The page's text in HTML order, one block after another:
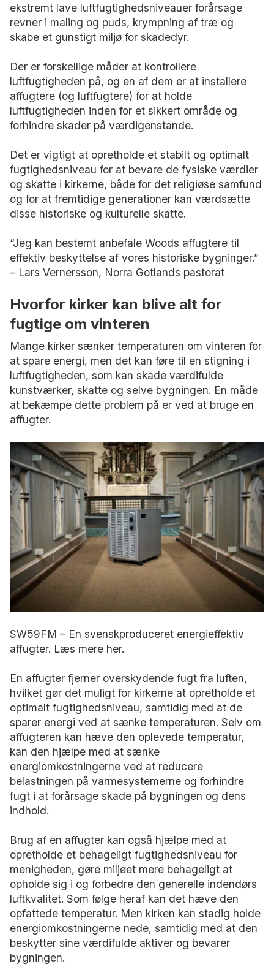
ekstremt lave luftfugtighedsniveauer forårsage
revner i maling og puds, krympning af træ og
skabe et gunstigt miljø for skadedyr.
Der er forskellige måder at kontrollere
luftfugtigheden på, og en af dem er at installere
affugtere (og luftfugtere) for at holde
luftfugtigheden inden for et sikkert område og
forhindre skader på værdigenstande.
Det er vigtigt at opretholde et stabilt og optimalt
fugtighedsniveau for at bevare de fysiske værdier
og skatte i kirkerne, både for det religiøse samfund
og for at fremtidige generationer kan værdsætte
disse historiske og kulturelle skatte.
“Jeg kan bestemt anbefale Woods affugtere til
effektiv beskyttelse af vores historiske bygninger.”
– Lars Vernersson, Norra Gotlands pastorat
Hvorfor kirker kan blive alt for
fugtige om vinteren
Mange kirker sænker temperaturen om vinteren for
at spare energi, men det kan føre til en stigning i
luftfugtigheden, som kan skade værdifulde
kunstværker, skatte og selve bygningen. En måde
at bekæmpe dette problem på er ved at bruge en
affugter.
SW59FM – En svenskproduceret energieffektiv
affugter. Læs mere her.
En affugter fjerner overskydende fugt fra luften,
hvilket gør det muligt for kirkerne at opretholde et
optimalt fugtighedsniveau, samtidig med at de
sparer energi ved at sænke temperaturen. Selv om
affugteren kan hæve den oplevede temperatur,
kan den hjælpe med at sænke
energiomkostningerne ved at reducere
belastningen på varmesystemerne og forhindre
fugt i at forårsage skade på bygningen og dens
indhold.
Brug af en affugter kan også hjælpe med at
opretholde et behageligt fugtighedsniveau for
menigheden, gøre miljøet mere behageligt at
opholde sig i og forbedre den generelle indendørs
luftkvalitet. Som følge heraf kan det hæve den
opfattede temperatur. Men kirken kan stadig holde
energiomkostningerne nede, samtidig med at den
beskytter sine værdifulde aktiver og bevarer
bygningen.